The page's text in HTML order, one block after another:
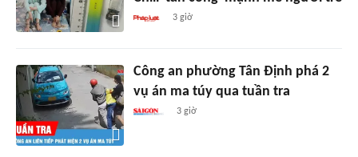
3 giờ
Công an phường Tân Định phá 2
vụ án ma túy qua tuần tra
3 giờ